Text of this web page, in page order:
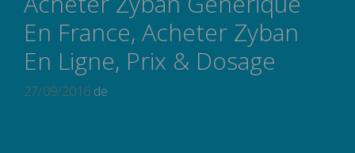
En France, Acheter Zyban
En Ligne, Prix & Dosage
27/09/2016 de